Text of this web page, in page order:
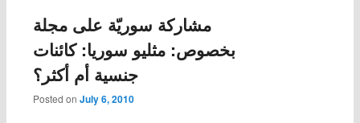
مشاركة سوريّة على مجلة
بخصوص: مثليو سوريا: كائنات
جنسية أم أكثر؟
Posted on July 6, 2010